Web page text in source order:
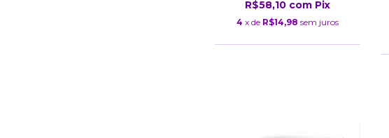
R$58,10 com Pix
4 x de R$14,98 sem juros